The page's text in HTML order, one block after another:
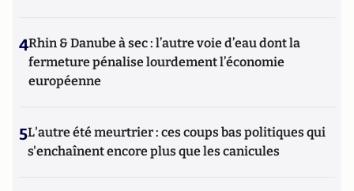
4Rhin & Danube à sec : l’autre voie d’eau dont la
fermeture pénalise lourdement l’économie
européenne
5L'autre été meurtrier : ces coups bas politiques qui
s'enchaînent encore plus que les canicules